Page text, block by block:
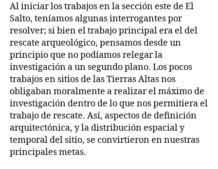
Al iniciar los trabajos en la sección este de El
Salto, teníamos algunas interrogantes por
resolver; si bien el trabajo principal era el del
rescate arqueológico, pensamos desde un
principio que no podíamos relegar la
investigación a un segundo plano. Los pocos
trabajos en sitios de las Tierras Altas nos
obligaban moralmente a realizar el máximo de
investigación dentro de lo que nos permitiera el
trabajo de rescate. Así, aspectos de definición
arquitectónica, y la distribución espacial y
temporal del sitio, se convirtieron en nuestras
principales metas.